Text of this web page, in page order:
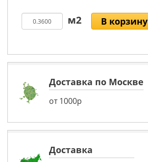
В корзину
Доставка по Москве
от 1000р
Доставка